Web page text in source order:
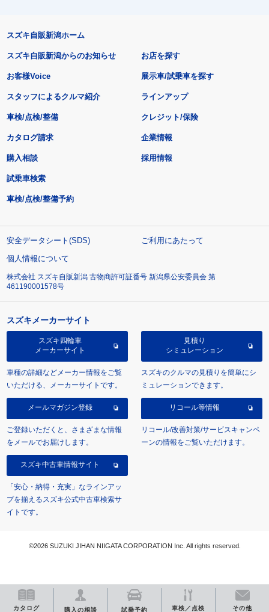
カタログ 購入の相談 試乗予約 車検／点検 その他
スズキ自販新潟ホーム
スズキ自販新潟からのお知らせ
お客様Voice
スタッフによるクルマ紹介
お店を探す
展示車/試乗車を探す
ラインアップ
車検/点検/整備 クレジット/保険
カタログ請求
購入相談
試乗車検索
車検/点検/整備予約
企業情報
採用情報
安全データシート(SDS)
ご利用にあたって
個人情報について
株式会社 スズキ自販新潟 古物商許可証番号 新潟県公安委員会 第
461190001578号
スズキメーカーサイト
スズキ四輪車
メーカーサイト
車種の詳細などメーカー情報をご覧
いただける、メーカーサイトです。
見積り
シミュレーション
スズキのクルマの見積りを簡単にシ
ミュレーションできます。
メールマガジン登録
ご登録いただくと、さまざまな情報
をメールでお届けします。
リコール等情報
リコール/改善対策/サービスキャンペ
ーンの情報をご覧いただけます。
スズキ中古車情報サイト
「安心・納得・充実」なラインアッ
プを揃えるスズキ公式中古車検索サ
イトです。
©2026 SUZUKI JIHAN NIIGATA CORPORATION Inc. All rights reserved.